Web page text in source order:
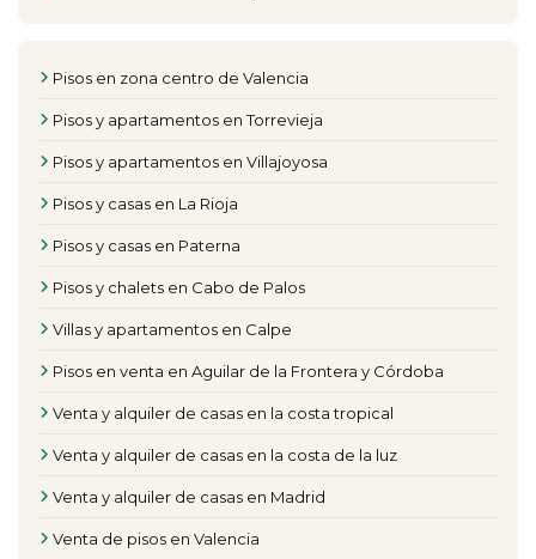
Pisos en zona centro de Valencia
Pisos y apartamentos en Torrevieja
Pisos y apartamentos en Villajoyosa
Pisos y casas en La Rioja
Pisos y casas en Paterna
Pisos y chalets en Cabo de Palos
Villas y apartamentos en Calpe
Pisos en venta en Aguilar de la Frontera y Córdoba
Venta y alquiler de casas en la costa tropical
Venta y alquiler de casas en la costa de la luz
Venta y alquiler de casas en Madrid
Venta de pisos en Valencia